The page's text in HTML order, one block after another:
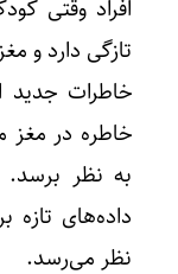
افراد وقتی
تازگی دارد و
خاطرات
خاطره در مغز
به نظر
داده‌های تازه
نظر می‌رسد.